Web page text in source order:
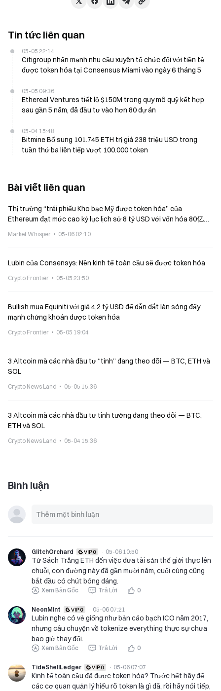
Tin tức liên quan
05-05 22:14
Citigroup nhấn mạnh nhu cầu xuyên tổ chức đối với tiền tệ
được token hóa tại Consensus Miami vào ngày 6 tháng 5
05-05 09:36
Ethereal Ventures tiết lộ $150M trong quy mô quỹ kết hợp
sau gần 5 năm, đã đầu tư vào hơn 80 dự án
05-04 15:48
Bitmine Bổ sung 101.745 ETH trị giá 238 triệu USD trong
tuần thứ ba liên tiếp vượt 100.000 token
Bài viết liên quan
Thị trường “trái phiếu Kho bạc Mỹ được token hóa” của
Ethereum đạt mức cao kỷ lục lịch sử 8 tỷ USD với vốn hóa 80亿美
Market Whisper 05-06 02:10
Lubin của Consensys: Nền kinh tế toàn cầu sẽ được token hóa
Crypto Frontier 05-05 23:50
Bullish mua Equiniti với giá 4,2 tỷ USD để dẫn dắt làn sóng đẩy
mạnh chứng khoán được token hóa
Crypto Frontier 05-05 19:04
3 Altcoin mà các nhà đầu tư “tinh” đang theo dõi — BTC, ETH và
SOL
Crypto News Land 05-05 15:36
3 Altcoin mà các nhà đầu tư tinh tường đang theo dõi — BTC,
ETH và SOL
Crypto News Land 05-04 15:36
Bình luận
GlitchOrchard · 05-06 10:50
Từ Sách Trắng ETH đến việc đưa tài sản thế giới thực lên
chuỗi, con đường này đã gần mười năm, cuối cùng cũng
bắt đầu có chút bóng dáng.
Xem Bản Gốc Trả Lời 0
NeonMint · 05-06 07:21
Lubin nghe có vẻ giống như bản cáo bạch ICO năm 2017,
nhưng câu chuyện về tokenize everything thực sự chưa
bao giờ thay đổi.
Xem Bản Gốc Trả Lời 0
TideShellLedger · 05-06 07:07
Kinh tế toàn cầu đã được token hóa? Trước hết hãy để
các cơ quan quản lý hiểu rõ token là gì đã, rồi hãy nói tiếp,